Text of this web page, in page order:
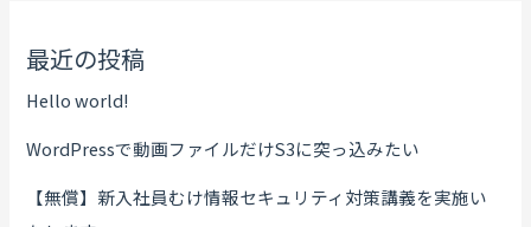
最近の投稿
Hello world!
WordPressで動画ファイルだけS3に突っ込みたい
【無償】新入社員むけ情報セキュリティ対策講義を実施い